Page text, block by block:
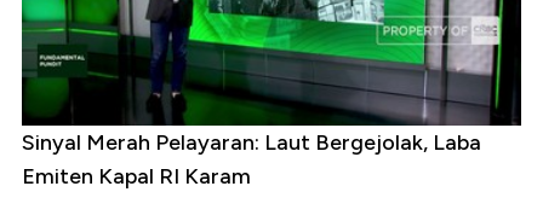
Sinyal Merah Pelayaran: Laut Bergejolak, Laba
Emiten Kapal RI Karam